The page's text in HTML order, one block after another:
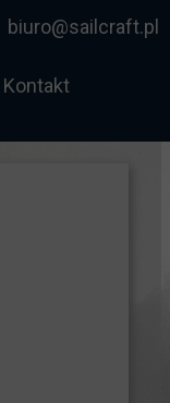
biuro@sailcraft.pl
Kontakt